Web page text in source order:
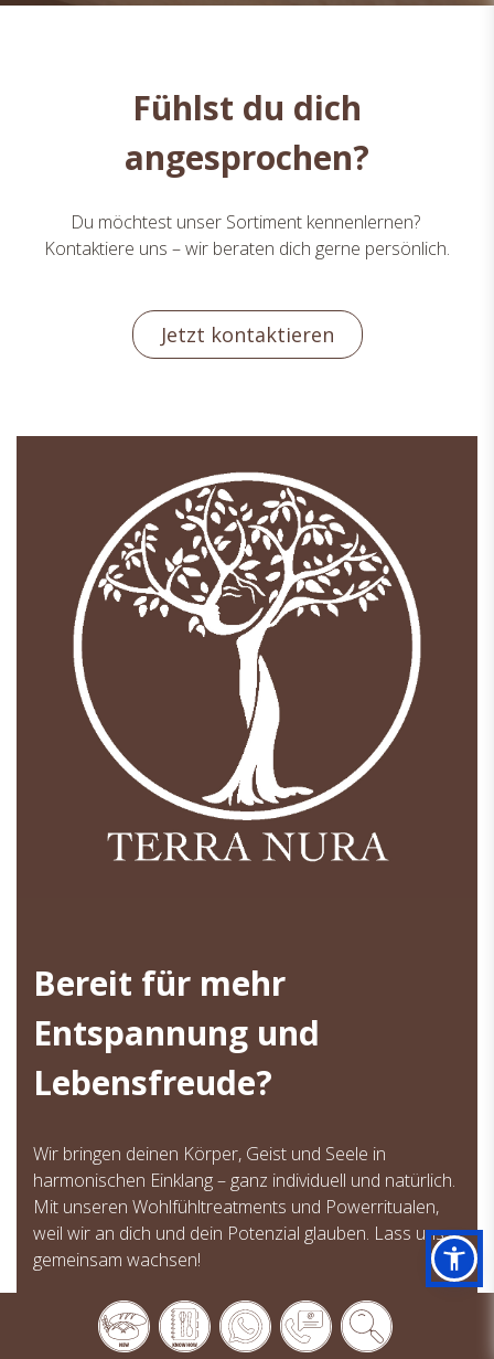
Fühlst du dich
angesprochen?
Du möchtest unser Sortiment kennenlernen?
Kontaktiere uns – wir beraten dich gerne persönlich.
Jetzt kontaktieren
Bereit für mehr
Entspannung und
Lebensfreude?
Wir bringen deinen Körper, Geist und Seele in
harmonischen Einklang – ganz individuell und natürlich.
Mit unseren Wohlfühltreatments und Powerritualen,
weil wir an dich und dein Potenzial glauben. Lass uns
gemeinsam wachsen!
Mehr erfahren